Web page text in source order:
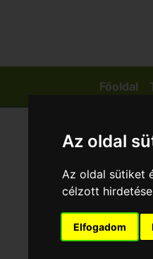
Az oldal
Az oldal sütiket
célzott
Elfogadom
Főoldal